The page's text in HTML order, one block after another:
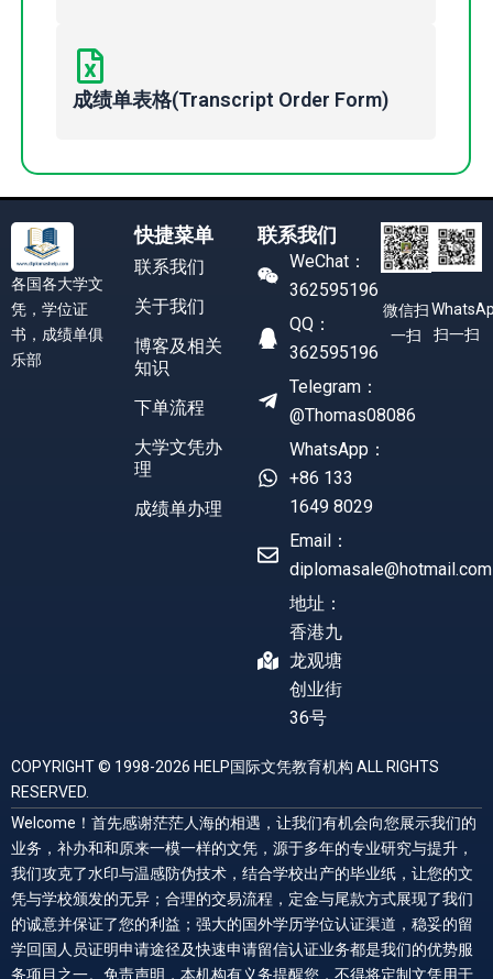
成绩单表格(Transcript Order Form)
各国各大学文
凭，学位证
书，成绩单俱
乐部
快捷菜单
联系我们
关于我们
博客及相关
知识
下单流程
大学文凭办
理
成绩单办理
联系我们
WeChat：
362595196
QQ：
362595196
Telegram：
@Thomas08086
WhatsApp：
+86 133
1649 8029
Email：
diplomasale@hotmail.com
地址：
香港九
龙观塘
创业街
36号
微信扫
一扫
扫一扫
COPYRIGHT © 1998-2026 HELP国际文凭教育机构 ALL RIGHTS
RESERVED.
Welcome！首先感谢茫茫人海的相遇，让我们有机会向您展示我们的
业务，补办和和原来一模一样的文凭，源于多年的专业研究与提升，
我们攻克了水印与温感防伪技术，结合学校出产的毕业纸，让您的文
凭与学校颁发的无异；合理的交易流程，定金与尾款方式展现了我们
的诚意并保证了您的利益；强大的国外学历学位认证渠道，稳妥的留
学回国人员证明申请途径及快速申请留信认证业务都是我们的优势服
务项目之一。免责声明，本机构有义务提醒您，不得将定制文凭用于